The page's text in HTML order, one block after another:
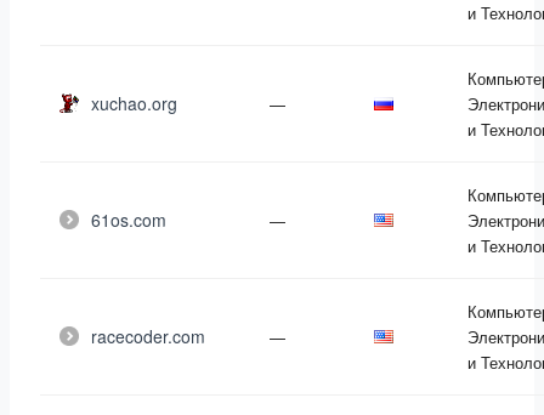
и
xuchao.org —
и
61os.com —
и
racecoder.com —
и